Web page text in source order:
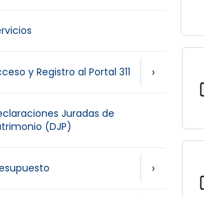
y Registro al Portal 311 ›
Juradas de
(DJP)
›